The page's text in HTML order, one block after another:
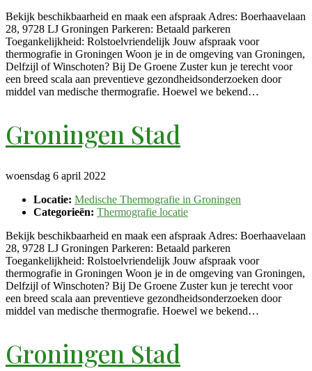
Bekijk beschikbaarheid en maak een afspraak Adres: Boerhaavelaan
28, 9728 LJ Groningen Parkeren: Betaald parkeren
Toegankelijkheid: Rolstoelvriendelijk Jouw afspraak voor
thermografie in Groningen Woon je in de omgeving van Groningen,
Delfzijl of Winschoten? Bij De Groene Zuster kun je terecht voor
een breed scala aan preventieve gezondheidsonderzoeken door
middel van medische thermografie. Hoewel we bekend…
Groningen Stad
woensdag 6 april 2022
Locatie: Medische Thermografie in Groningen
Categorieën: Thermografie locatie
Bekijk beschikbaarheid en maak een afspraak Adres: Boerhaavelaan
28, 9728 LJ Groningen Parkeren: Betaald parkeren
Toegankelijkheid: Rolstoelvriendelijk Jouw afspraak voor
thermografie in Groningen Woon je in de omgeving van Groningen,
Delfzijl of Winschoten? Bij De Groene Zuster kun je terecht voor
een breed scala aan preventieve gezondheidsonderzoeken door
middel van medische thermografie. Hoewel we bekend…
Groningen Stad